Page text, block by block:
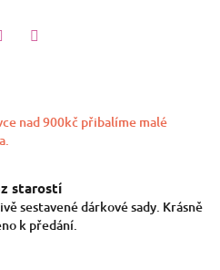
nad 900kč přibalíme malé
starostí
sestavené dárkové sady. Krásně
k předání.